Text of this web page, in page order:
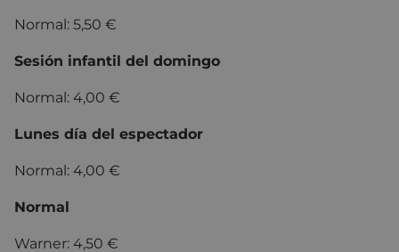
Normal: 5,50 €
Sesión infantil del domingo
Normal: 4,00 €
Lunes día del espectador
Normal: 4,00 €
Normal
Warner: 4,50 €